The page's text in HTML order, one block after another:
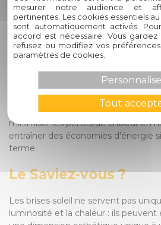
3. Quels sont les
brises soleil en
énergétique ?
Les brises soleil jouent un rôle
de la température intérieure en
rayons solaires tout en permettant
peut contribuer à réduire la
minimiser les pertes de chaleur en
entraîner des économies d'énergie
terme.
Le Saviez-vous ?
Les brises soleil ne servent pas
luminosité et la chaleur : ils
mesurer notre audience et
pertinentes. Les cookies essentiels
sont automatiquement activés.
accord est nécessaire. Vous
refusez ou modifiez vos
paramètres de cookies.
Tout